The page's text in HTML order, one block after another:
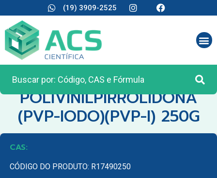
(19) 3909-2525
CATEGORIA:REAGENTES ANALÍTICOS
POLIVINILPIRROLIDONA
(PVP-IODO)(PVP-I) 250G
CAS:
CÓDIGO DO PRODUTO: R17490250